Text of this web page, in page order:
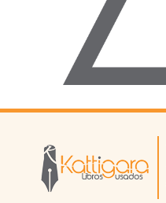
Librería Kattigara